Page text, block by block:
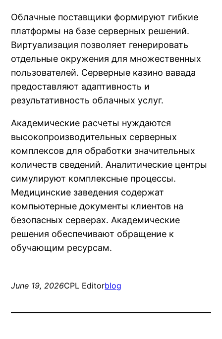
Облачные поставщики формируют гибкие
платформы на базе серверных решений.
Виртуализация позволяет генерировать
отдельные окружения для множественных
пользователей. Серверные казино вавада
предоставляют адаптивность и
результативность облачных услуг.
Академические расчеты нуждаются
высокопроизводительных серверных
комплексов для обработки значительных
количеств сведений. Аналитические центры
симулируют комплексные процессы.
Медицинские заведения содержат
компьютерные документы клиентов на
безопасных серверах. Академические
решения обеспечивают обращение к
обучающим ресурсам.
June 19, 2026CPL Editorblog